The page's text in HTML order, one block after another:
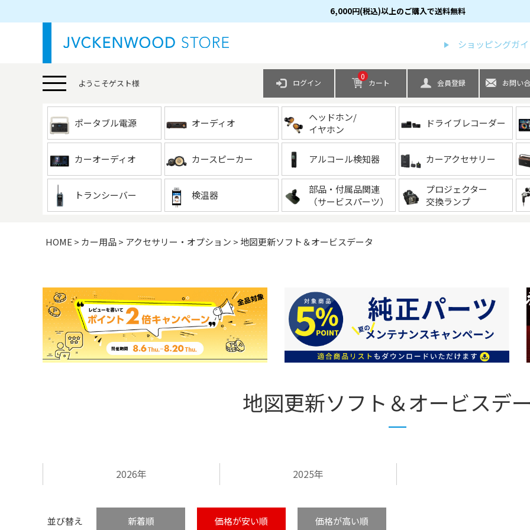
6,000円(税込)以上のご購入で送料無料
ショッピングガ
検索
ようこそゲスト様 ログイン
0
カート 会員登録 お問い
ポータブル電源 オーディオ
ヘッドホン/
イヤホン
ドライブレコーダー
カーオーディオ カースピーカー アルコール検知器 カーアクセサリー
トランシーバー 検温器
部品・付属品関連
（サービスパーツ）
プロジェクター
交換ランプ
HOME カー用品 アクセサリー・オプション 地図更新ソフト＆オービスデータ
地図更新ソフト＆オービスデ
2026年 2025年
並び替え 新着順 価格が安い順 価格が高い順